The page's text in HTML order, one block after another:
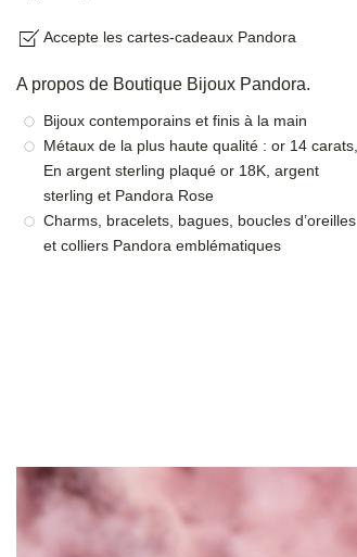
Accepte les cartes-cadeaux Pandora
A propos de Boutique Bijoux Pandora.
Bijoux contemporains et finis à la main
Métaux de la plus haute qualité : or 14 carats,
En argent sterling plaqué or 18K, argent
sterling et Pandora Rose
Charms, bracelets, bagues, boucles d’oreilles
et colliers Pandora emblématiques